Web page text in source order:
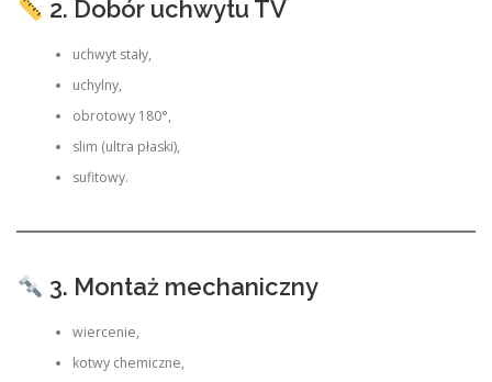
2. Dobór uchwytu TV
uchwyt stały,
uchylny,
obrotowy 180°,
slim (ultra płaski),
sufitowy.
3. Montaż mechaniczny
wiercenie,
kotwy chemiczne,